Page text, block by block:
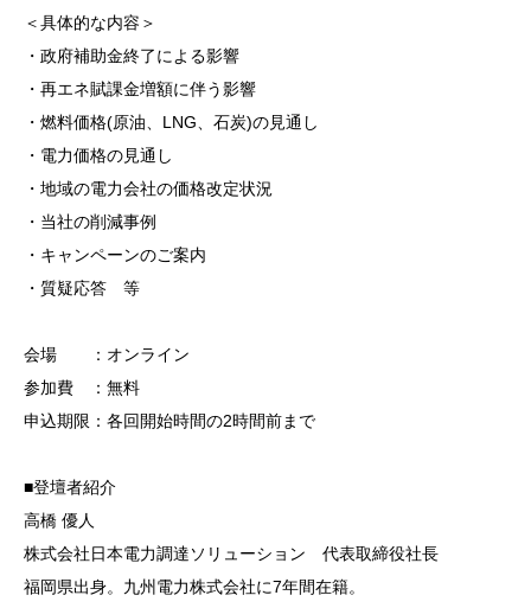
＜具体的な内容＞
・政府補助金終了による影響
・再エネ賦課金増額に伴う影響
・燃料価格(原油、LNG、石炭)の見通し
・電力価格の見通し
・地域の電力会社の価格改定状況
・当社の削減事例
・キャンペーンのご案内
・質疑応答 等
会場 ：オンライン
参加費 ：無料
申込期限：各回開始時間の2時間前まで
■登壇者紹介
高橋 優人
株式会社日本電力調達ソリューション 代表取締役社長
福岡県出身。九州電力株式会社に7年間在籍。